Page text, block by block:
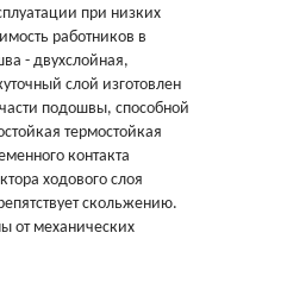
при низких
работников в
- двухслойная,
слой изготовлен
подошвы, способной
термостойкая
контакта
ходового слоя
скольжению.
от механических